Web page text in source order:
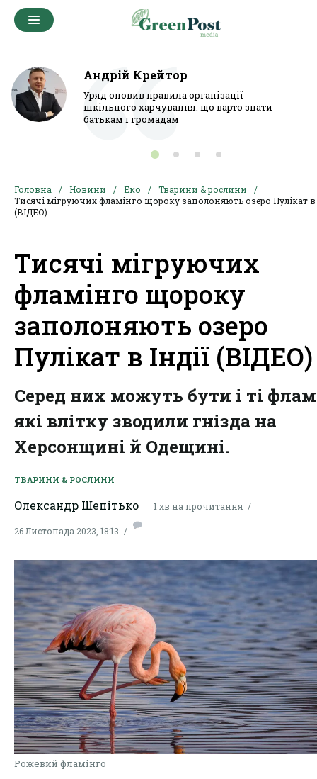
Андрій Крейтор
Уряд оновив правила організації
шкільного харчування: що варто знати
батькам і громадам
Головна Новини Еко
Тварини & рослини
Тисячі мігруючих фламінго щороку заполоняють озеро Пулікат в
(ВІДЕО)
Тисячі мігруючих
фламінго щороку
заполоняють озеро
Пулікат в Індії (ВІДЕО)
Серед них можуть бути і ті
які влітку зводили гнізда на
Херсонщині й Одещині.
ТВАРИНИ & РОСЛИНИ
Олександр Шепітько 1 хв на прочитання
26 Листопада 2023, 18:13
Рожевий фламінго